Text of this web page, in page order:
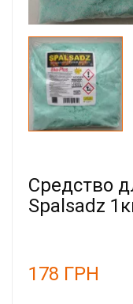
Средство
Spalsadz
178 ГРН